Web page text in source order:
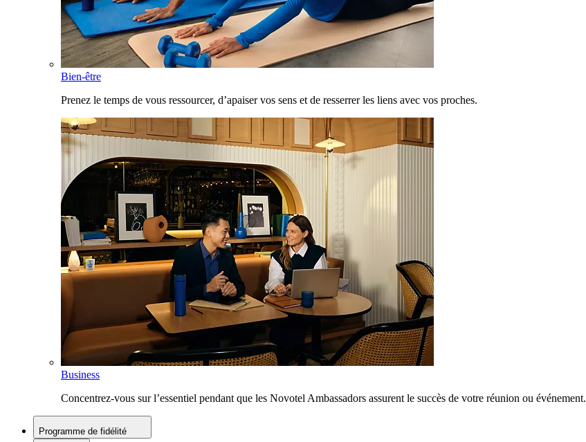
Bien-être
Prenez le temps de vous ressourcer, d’apaiser vos sens et de resserrer les liens avec vos proches.
Business
Concentrez-vous sur l’essentiel pendant que les Novotel Ambassadors assurent le succès de votre réunion ou événement.
Programme de fidélité